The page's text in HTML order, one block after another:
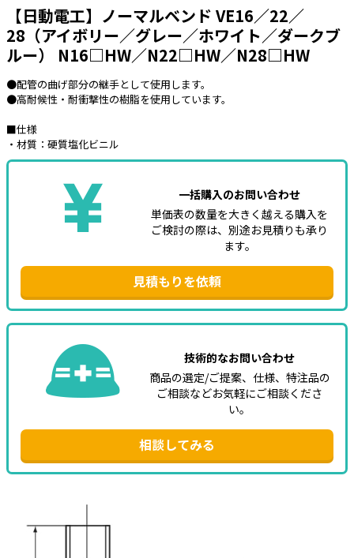
PF管/FEP管/CD管/情報線保護管
ボックス・ビニル電線管付属品・引き込
みカバー
工具関連
EV充電設備工事関連
e431オリジナル
暑さ対策
【日動電工】ノーマルベンド VE16／22／
28（アイボリー／グレー／ホワイト／ダークブ
ルー） N16□HW／N22□HW／N28□HW
●配管の曲げ部分の継手として使用します。
●高耐候性・耐衝撃性の樹脂を使用しています。
■仕様
・材質：硬質塩化ビニル
一括購入のお問い合わせ
単価表の数量を大きく越える購入を
ご検討の際は、別途お見積りも承り
ます。
見積もりを依頼
技術的なお問い合わせ
商品の選定/ご提案、仕様、特注品の
ご相談などお気軽にご相談くださ
い。
相談してみる